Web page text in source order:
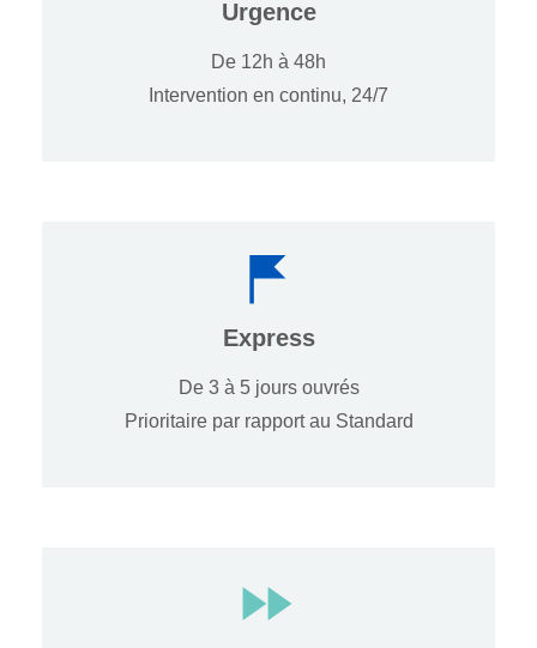
Urgence
De 12h à 48h
Intervention en continu, 24/7
Express
De 3 à 5 jours ouvrés
Prioritaire par rapport au Standard